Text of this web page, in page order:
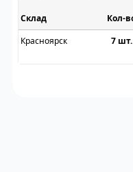
Склад
Красноярск
7 шт.